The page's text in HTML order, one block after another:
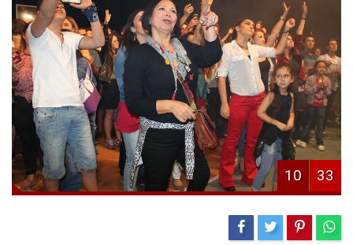
10 33